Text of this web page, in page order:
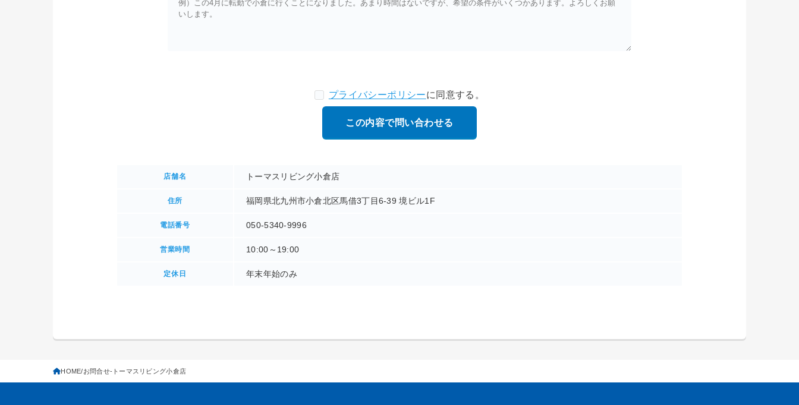
プライバシーポリシーに同意する。
店舗名 トーマスリビング小倉店
住所 福岡県北九州市小倉北区馬借3丁目6-39 境ビル1F
電話番号 050-5340-9996
営業時間 10:00～19:00
定休日 年末年始のみ
HOME お問合せ-トーマスリビング小倉店